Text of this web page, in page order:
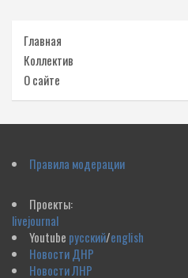
Главная
Коллектив
О сайте
Правила модерации
Проекты:
livejournal
Youtube русский/english
Новости ДНР
Новости ЛНР